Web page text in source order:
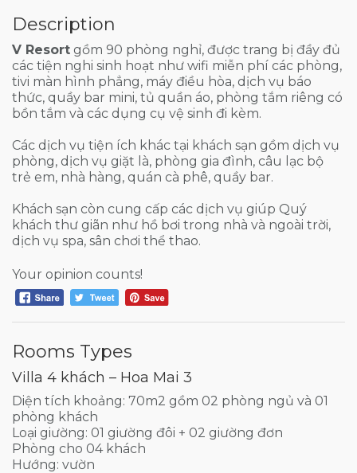
Description
V Resort gồm 90 phòng nghỉ, được trang bị đầy đủ
các tiện nghi sinh hoạt như wifi miễn phí các phòng,
tivi màn hình phẳng, máy điều hòa, dịch vụ báo
thức, quầy bar mini, tủ quần áo, phòng tắm riêng có
bồn tắm và các dụng cụ vệ sinh đi kèm.
Các dịch vụ tiện ích khác tại khách sạn gồm dịch vụ
phòng, dịch vụ giặt là, phòng gia đình, câu lạc bộ
trẻ em, nhà hàng, quán cà phê, quầy bar.
Khách sạn còn cung cấp các dịch vụ giúp Quý
khách thư giãn như hồ bơi trong nhà và ngoài trời,
dịch vụ spa, sân chơi thể thao.
Your opinion counts!
Rooms Types
Villa 4 khách – Hoa Mai 3
Diện tích khoảng: 70m2 gồm 02 phòng ngủ và 01
phòng khách
Loại giường: 01 giường đôi + 02 giường đơn
Phòng cho 04 khách
Hướng: vườn